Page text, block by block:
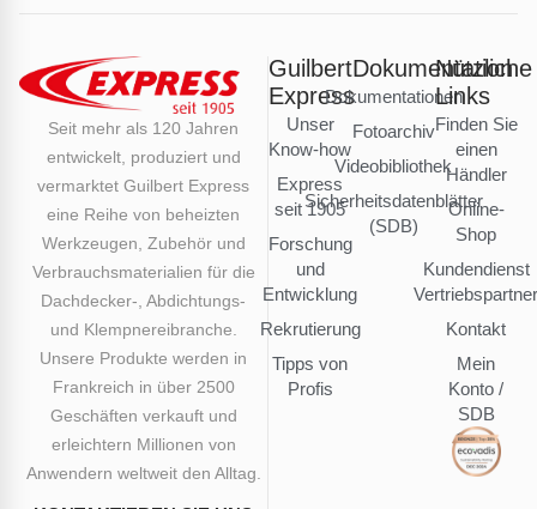
Seit mehr als 120 Jahren
entwickelt, produziert und
vermarktet Guilbert Express
eine Reihe von beheizten
Werkzeugen, Zubehör und
Verbrauchsmaterialien für die
Dachdecker-, Abdichtungs-
und Klempnereibranche.
Unsere Produkte werden in
Frankreich in über 2500
Geschäften verkauft und
erleichtern Millionen von
Anwendern weltweit den Alltag.
Guilbert
Express
Unser
Know-how
Express
seit 1905
Forschung
und
Entwicklung
Rekrutierung
Tipps von
Profis
Dokumentation
Dokumentationen
Fotoarchiv
Videobibliothek
Sicherheitsdatenblätter
(SDB)
Nützliche
Links
Finden Sie
einen
Händler
Online-
Shop
Kundendienst
Kontakt
Mein
Konto /
SDB